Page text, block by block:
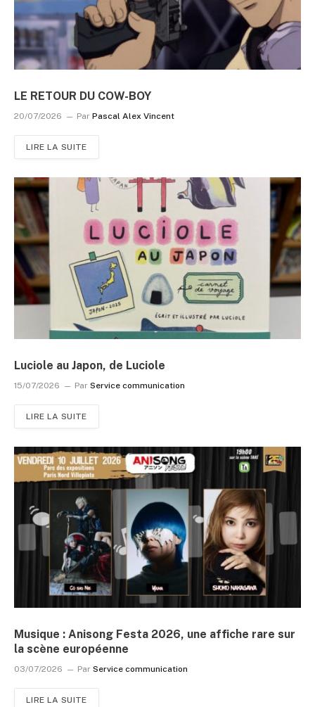
LE RETOUR DU COW-BOY
20/07/2026 Par Pascal Alex Vincent
LIRE LA SUITE
Luciole au Japon, de Luciole
15/07/2026 Par Service communication
LIRE LA SUITE
Musique : Anisong Festa 2026, une affiche rare sur
la scène européenne
03/07/2026 Par Service communication
LIRE LA SUITE